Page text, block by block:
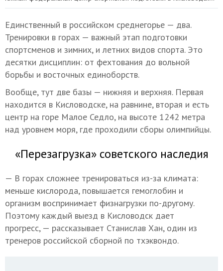
Единственный в российском среднегорье — два.
Тренировки в горах — важный этап подготовки
спортсменов и зимних, и летних видов спорта. Это
десятки дисциплин: от фехтования до вольной
борьбы и восточных единоборств.
Вообще, тут две базы — нижняя и верхняя. Первая
находится в Кисловодске, на равнине, вторая и есть
центр на горе Малое Седло, на высоте 1242 метра
над уровнем моря, где проходили сборы олимпийцы.
«Перезагрузка» советского наследия
— В горах сложнее тренироваться из-за климата:
меньше кислорода, повышается гемоглобин и
организм воспринимает физнагрузки по-другому.
Поэтому каждый выезд в Кисловодск дает
прогресс, — рассказывает Станислав Хан, один из
тренеров российской сборной по тхэквондо.